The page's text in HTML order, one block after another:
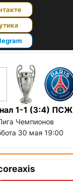
1-1 (3:4) ПСЖ
Чемпионов
30 мая 19:00